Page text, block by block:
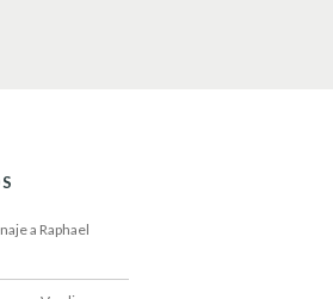
a Raphael